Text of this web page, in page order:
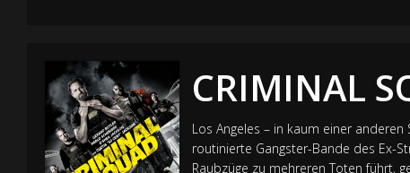
CRIMINAL
Los Angeles – in kaum einer
routinierte Gangster-Bande des Ex-
Raubzüge zu mehreren Toten führt,